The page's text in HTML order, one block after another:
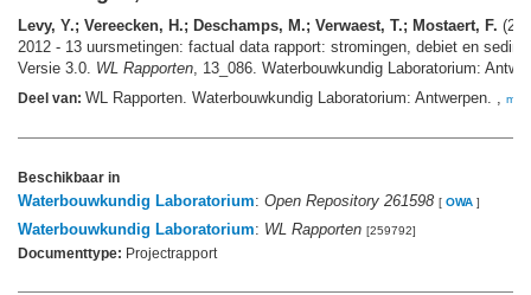
Levy, Y.; Vereecken, H.; Deschamps, M.; Verwaest, T.; Mostaert, F.
2012 - 13 uursmetingen: factual data rapport: stromingen, debiet en
Versie 3.0. WL Rapporten , 13_086. Waterbouwkundig Laboratorium:
Deel van: WL Rapporten. Waterbouwkundig Laboratorium: Antwerpen. ,
Beschikbaar in
Waterbouwkundig Laboratorium: Open Repository 261598 [ OWA ]
Waterbouwkundig Laboratorium: WL Rapporten [259792]
Documenttype: Projectrapport